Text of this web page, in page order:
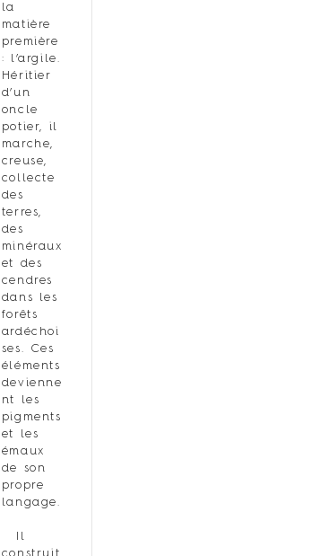
la
matière
première
: l’argile.
Héritier
d’un
oncle
potier, il
marche,
creuse,
collecte
des
terres,
des
minéraux
et des
cendres
dans les
forêts
ardéchoi
ses. Ces
éléments
devienne
nt les
pigments
et les
émaux
de son
propre
langage.
Il
construit